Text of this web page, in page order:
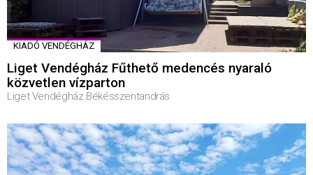
KIADÓ VENDÉGHÁZ
Liget Vendégház Fűthető medencés nyaraló
közvetlen vízparton
Liget Vendégház Békésszentandrás